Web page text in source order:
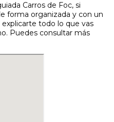
Carros de Foc, si
forma organizada y con un
todo lo que vas
Puedes consultar más